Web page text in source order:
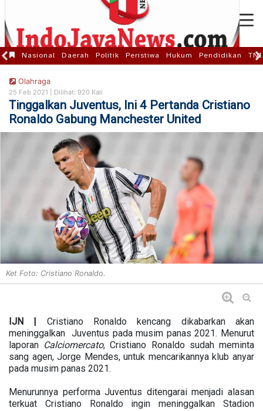
Nasional Daerah Politik Peristiwa Hukum Pendidikan
Olahraga
25 Feb 2021 | Dilihat: 920 Kali
Tinggalkan Juventus, Ini 4 Pertanda Cristiano
Ronaldo Gabung Manchester United
Ket Foto: Cristiano Ronaldo.
IJN | Cristiano Ronaldo kencang dikabarkan akan
meninggalkan Juventus pada musim panas 2021. Menurut
laporan Calciomercato, Cristiano Ronaldo sudah meminta
sang agen, Jorge Mendes, untuk mencarikannya klub anyar
pada musim panas 2021.
Menurunnya performa Juventus ditengarai menjadi alasan
terkuat Cristiano Ronaldo ingin meninggalkan Stadion